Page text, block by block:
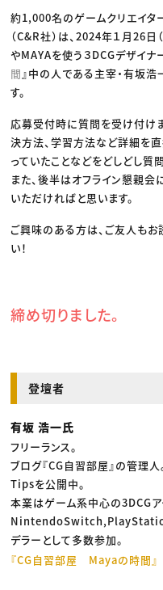
C＆R Magazine
Web
映像
ゲーム・エンタメ
広告
出版
CREATIVE VILLAGEか
プロフェッシ
約1,000名のゲームクリエイタ
（C&R社）は、​2024年１月26日
やMAYAを使う３DCGデザイナ
間 』中の人である主宰・有坂
す。
応募受付時に質問を受け付け
決方法、学習方法など詳細を直
っていたことなどをどしどし質
また、後半はオフライン懇親会
いただければと思います。
ご興味のある方は、ご友人も
い！
締め切りました。
登壇者
有坂 浩一氏
フリーランス。
ブログ『CG自習部屋』の管理
Tipsを公開中。
本業はゲーム系中心の3DCGア
デラーとして多数参加。
『CG自習部屋 Mayaの時間』